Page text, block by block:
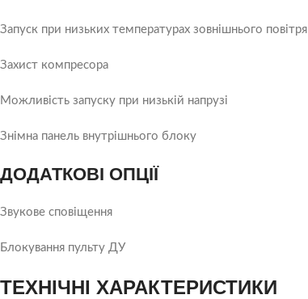
Запуск при низьких температурах зовнішнього повітря
Захист компресора
Можливість запуску при низькій напрузі
Знімна панель внутрішнього блоку
ДОДАТКОВІ ОПЦІЇ
Звукове сповіщення
Блокування пульту ДУ
ТЕХНІЧНІ ХАРАКТЕРИСТИКИ